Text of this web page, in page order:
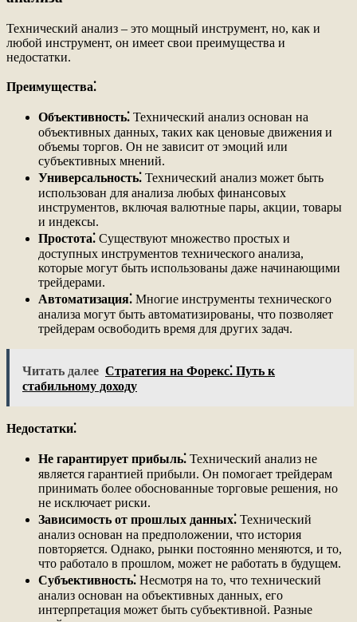
Технический анализ – это мощный инструмент, но, как и
любой инструмент, он имеет свои преимущества и
недостатки.
Преимущества⁚
Объективность⁚ Технический анализ основан на
объективных данных, таких как ценовые движения и
объемы торгов. Он не зависит от эмоций или
субъективных мнений.
Универсальность⁚ Технический анализ может быть
использован для анализа любых финансовых
инструментов, включая валютные пары, акции, товары
и индексы.
Простота⁚ Существуют множество простых и
доступных инструментов технического анализа,
которые могут быть использованы даже начинающими
трейдерами.
Автоматизация⁚ Многие инструменты технического
анализа могут быть автоматизированы, что позволяет
трейдерам освободить время для других задач.
Читать далее Стратегия на Форекс⁚ Путь к
стабильному доходу
Недостатки⁚
Не гарантирует прибыль⁚ Технический анализ не
является гарантией прибыли. Он помогает трейдерам
принимать более обоснованные торговые решения, но
не исключает риски.
Зависимость от прошлых данных⁚ Технический
анализ основан на предположении, что история
повторяется. Однако, рынки постоянно меняются, и то,
что работало в прошлом, может не работать в будущем.
Субъективность⁚ Несмотря на то, что технический
анализ основан на объективных данных, его
интерпретация может быть субъективной. Разные